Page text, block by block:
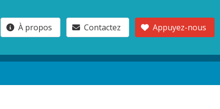
À propos Contactez Appuyez-nous